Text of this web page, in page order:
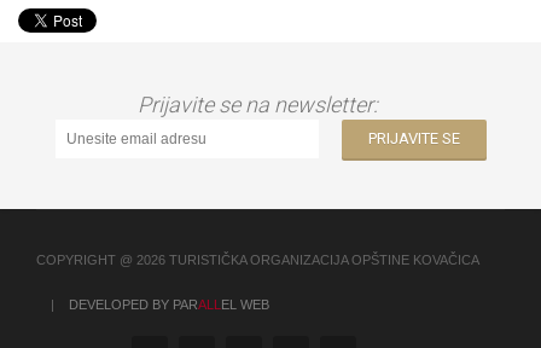
Prijavite se na newsletter:
COPYRIGHT @ 2026 TURISTIČKA ORGANIZACIJA OPŠTINE KOVAČICA
| DEVELOPED BY PARALL EL WEB